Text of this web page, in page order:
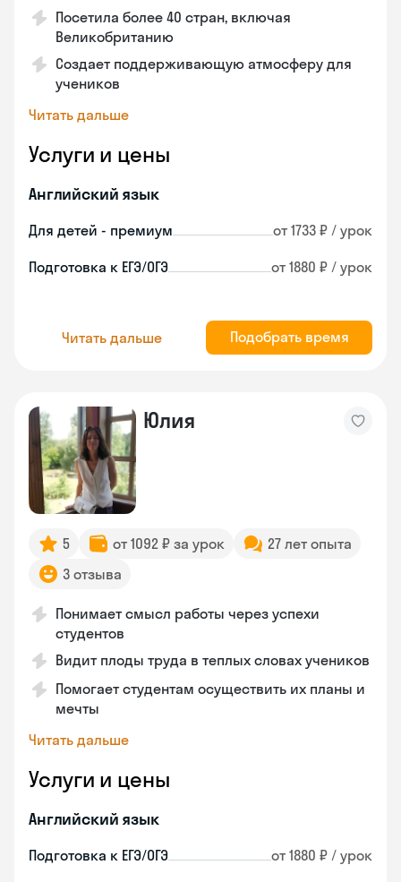
Посетила более 40 стран, включая
Великобританию
Создает поддерживающую атмосферу для
учеников
Читать дальше
Услуги и цены
Английский язык
Для детей - премиум от 1733 ₽ / урок
Подготовка к ЕГЭ/ОГЭ от 1880 ₽ / урок
Читать дальше Подобрать время
Юлия
5 от 1092 ₽ за урок
27 лет опыта
3 отзыва
Понимает смысл работы через успехи
студентов
Видит плоды труда в теплых словах учеников
Помогает студентам осуществить их планы и
мечты
Читать дальше
Услуги и цены
Английский язык
Подготовка к ЕГЭ/ОГЭ от 1880 ₽ / урок